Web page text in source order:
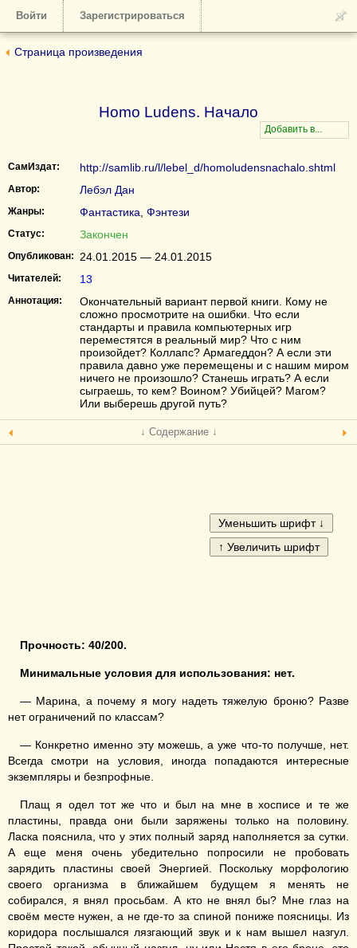
Войти Зарегистрироваться
Страница произведения
Homo Ludens. Начало
СамИздат: http://samlib.ru/l/lebel_d/homoludensnachalo.shtml
Автор: Лебэл Дан
Жанры: Фантастика Фэнтези
Статус: Закончен
Опубликован: 24.01.2015 — 24.01.2015
Читателей: 13
Аннотация:
Окончательный вариант первой книги. Кому не
сложно просмотрите на ошибки. Что если
стандарты и правила компьютерных игр
переместятся в реальный мир? Что с ним
произойдет? Коллапс? Армагеддон? А если эти
правила давно уже перемещены и с нашим миром
ничего не произошло? Станешь играть? А если
сыграешь, то кем? Воином? Убийцей? Магом?
Или выберешь другой путь?
↓ Содержание ↓
Прочность: 40/200.
Минимальные условия для использования: нет.
— Марина, а почему я могу надеть тяжелую броню? Разве
нет ограничений по классам?
— Конкретно именно эту можешь, а уже что-то получше, нет.
Всегда смотри на условия, иногда попадаются интересные
экземпляры и безпрофные.
Плащ я одел тот же что и был на мне в хосписе и те же
пластины, правда они были заряжены только на половину.
Ласка пояснила, что у этих полный заряд наполняется за сутки.
А еще меня очень убедительно попросили не пробовать
зарядить пластины своей Энергией. Поскольку морфологию
своего организма в ближайшем будущем я менять не
собирался, я внял просьбам. А кто не внял бы? Мне глаз на
своём месте нужен, а не где-то за спиной пониже поясницы. Из
коридора послышался лязгающий звук и к нам вышел назгул.